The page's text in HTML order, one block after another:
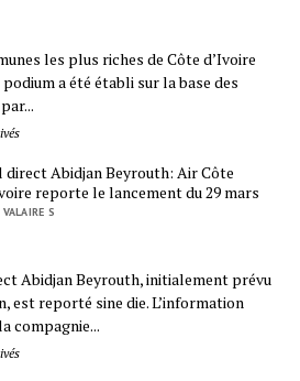
les plus riches de Côte d’Ivoire
a été établi sur la base des
direct Abidjan Beyrouth: Air Côte
reporte le lancement du 29 mars
VALAIRE S
Abidjan Beyrouth, initialement prévu
est reporté sine die. L’information
compagnie...